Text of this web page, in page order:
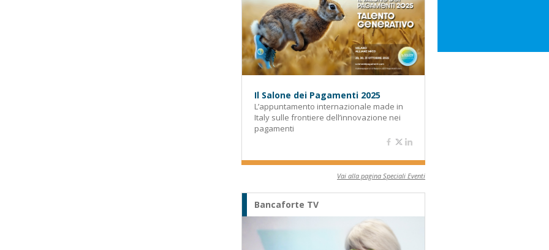
Il Salone dei Pagamenti 2025
L’appuntamento internazionale made in
Italy sulle frontiere dell’innovazione nei
pagamenti
Vai alla pagina Speciali Eventi
Bancaforte TV